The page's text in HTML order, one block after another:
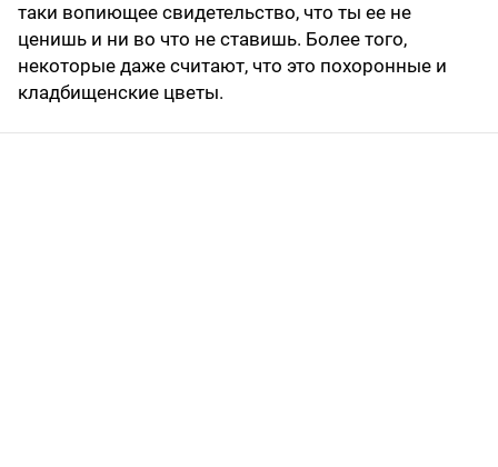
таки вопиющее свидетельство, что ты ее не
ценишь и ни во что не ставишь. Более того,
некоторые даже считают, что это похоронные и
кладбищенские цветы.